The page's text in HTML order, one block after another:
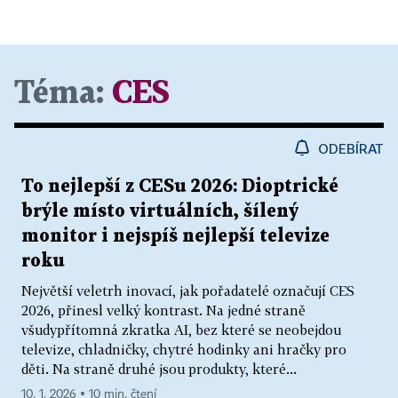
Téma: CES
ODEBÍRAT
To nejlepší z CESu 2026: Dioptrické
brýle místo virtuálních, šílený
monitor i nejspíš nejlepší televize
roku
Největší veletrh inovací, jak pořadatelé označují CES
2026, přinesl velký kontrast. Na jedné straně
všudypřítomná zkratka AI, bez které se neobejdou
televize, chladničky, chytré hodinky ani hračky pro
děti. Na straně druhé jsou produkty, které...
10. 1. 2026 ▪ 10 min. čtení